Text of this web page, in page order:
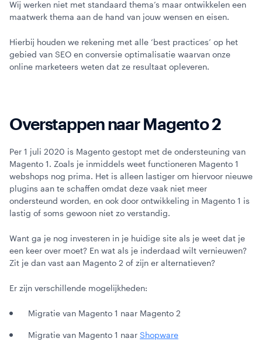
Wij werken niet met standaard thema’s maar ontwikkelen een
maatwerk thema aan de hand van jouw wensen en eisen.
Hierbij houden we rekening met alle ‘best practices’ op het
gebied van SEO en conversie optimalisatie waarvan onze
online marketeers weten dat ze resultaat opleveren.
Overstappen naar Magento 2
Per 1 juli 2020 is Magento gestopt met de ondersteuning van
Magento 1. Zoals je inmiddels weet functioneren Magento 1
webshops nog prima. Het is alleen lastiger om hiervoor nieuwe
plugins aan te schaffen omdat deze vaak niet meer
ondersteund worden, en ook door ontwikkeling in Magento 1 is
lastig of soms gewoon niet zo verstandig.
Want ga je nog investeren in je huidige site als je weet dat je
een keer over moet? En wat als je inderdaad wilt vernieuwen?
Zit je dan vast aan Magento 2 of zijn er alternatieven?
Er zijn verschillende mogelijkheden:
Migratie van Magento 1 naar Magento 2
Migratie van Magento 1 naar Shopware